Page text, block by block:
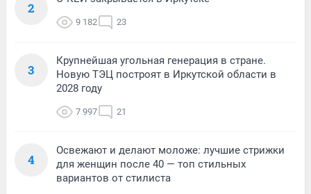
2
9 182 23
3
Крупнейшая угольная генерация в стране.
Новую ТЭЦ построят в Иркутской области в
2028 году
7 997 21
4
Освежают и делают моложе: лучшие стрижки
для женщин после 40 — топ стильных
вариантов от стилиста